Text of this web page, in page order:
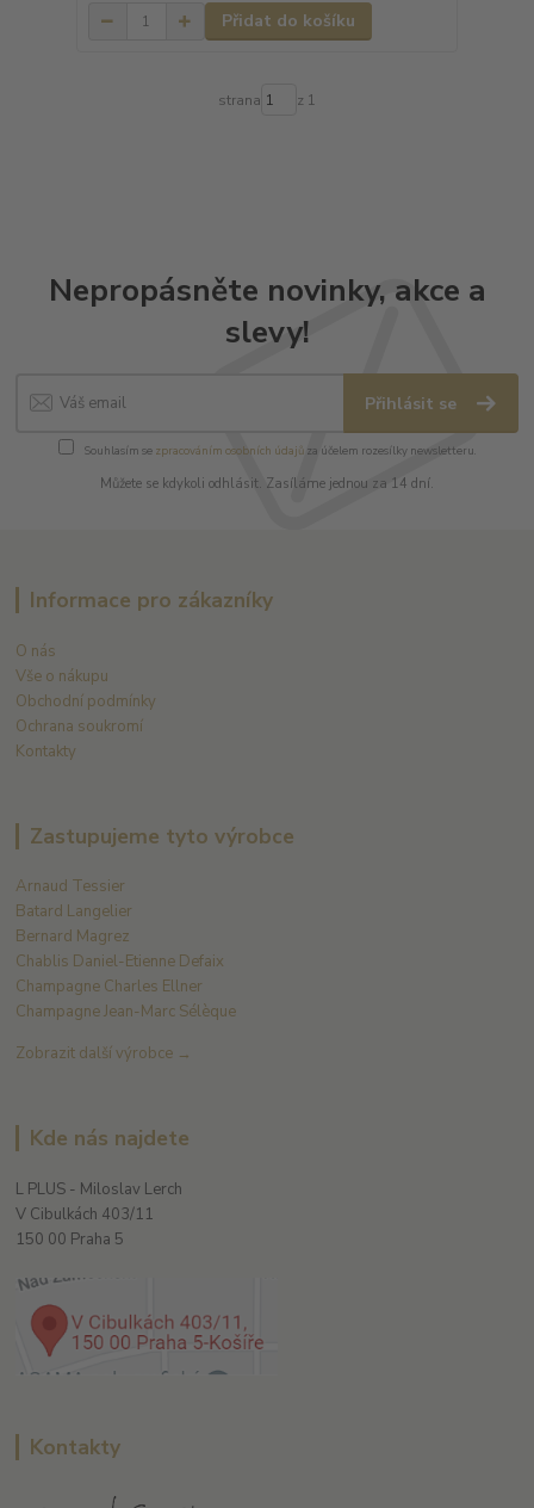
Přidat do košíku
strana z 1
Nepropásněte novinky, akce a
slevy!
Přihlásit se
Souhlasím se zpracováním osobních údajůza účelem rozesílky newsletteru.
Můžete se kdykoli odhlásit. Zasíláme jednou za 14 dní.
Informace pro zákazníky
O nás
Vše o nákupu
Obchodní podmínky
Ochrana soukromí
Kontakty
Zastupujeme tyto výrobce
Arnaud Tessier
Batard Langelier
Bernard Magrez
Chablis Daniel-Etienne Defaix
Champagne Charles Ellner
Champagne Jean-Marc Sélèque
Zobrazit další výrobce →
Kde nás najdete
L PLUS - Miloslav Lerch
V Cibulkách 403/11
150 00 Praha 5
Kontakty